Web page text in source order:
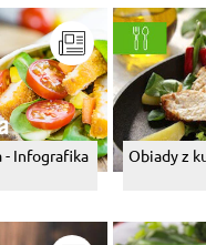
- Infografika Obiady z